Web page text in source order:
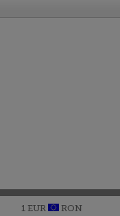
1 EUR
RON